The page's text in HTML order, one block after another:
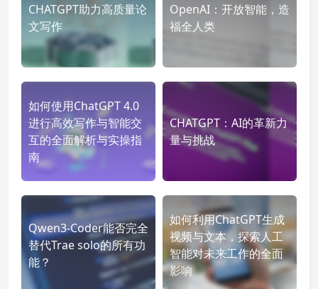
CHATGPT助力高质量论
文写作
OpenAI：开放智能，造
福全人类
如何使用ChatGPT 4.0
进行高效写作与智能交
互的全面解析与实操指
南
CHATGPT：AI的革新力
量与挑战
Qwen3-Coder能否完全
替代Trae solo的所有功
能？
如何利用ChatGPT生成
视频与文本，探索人工
智能对未来工作的全面
影响